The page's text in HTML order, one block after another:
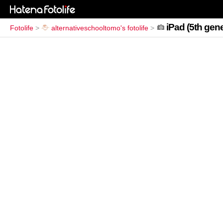
Fotolife > alternativeschooltomo's fotolife > iPad (5th